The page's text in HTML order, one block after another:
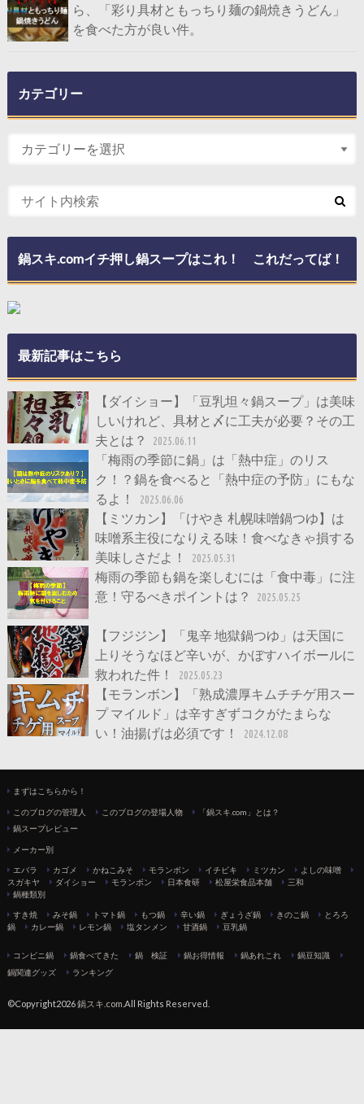
ら、「彩り具材ともっちり麺の鍋焼きうどん」
を食べた方が良い件。
カテゴリー
鍋スキ.comイチ押し鍋スープはこれ！ これだってば！
最新記事はこちら
【ダイショー】「豆乳坦々鍋スープ」は美味
しいけれど、具材と〆に工夫が必要？その工
夫とは？
2025.06.11
「梅雨の季節に鍋」は「熱中症」のリス
ク！？鍋を食べると「熱中症の予防」にもな
るよ！
2025.06.06
【ミツカン】「けやき 札幌味噌鍋つゆ】は
味噌系主役になりえる味！食べなきゃ損する
美味しさだよ！
2025.05.31
梅雨の季節も鍋を楽しむには「食中毒」に注
意！守るべきポイントは？
2025.05.25
【フジジン】「鬼辛 地獄鍋つゆ」は天国に
上りそうなほど辛いが、かぼすハイボールに
救われた件！
2025.05.23
【モランボン】「熟成濃厚キムチチゲ用スー
プ マイルド」は辛すぎずコクがたまらな
い！油揚げは必須です！
2024.12.08
まずはこちらから！
このブログの管理人 このブログの登場人物
「鍋スキ.com」とは？
鍋スープレビュー
メーカー別
エバラ カゴメ かねこみそ モランボン イチビキ ミツカン
よしの味噌
スガキヤ
ダイショー モランボン 日本食研 松屋栄食品本舗
三和
鍋種類別
すき焼 みそ鍋 トマト鍋 もつ鍋 辛い鍋 ぎょうざ鍋 きのこ鍋
とろろ
鍋
カレー鍋 レモン鍋 塩タンメン 甘酒鍋 豆乳鍋
コンビニ鍋 鍋食べてきた 鍋 検証 鍋お得情報 鍋あれこれ
鍋豆知識
鍋関連グッズ
ランキング
©Copyright2026鍋スキ.com .All Rights Reserved.